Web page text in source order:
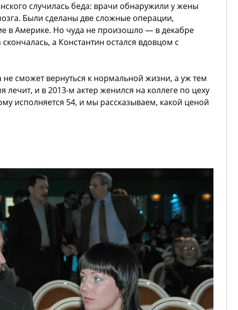
случилась беда: врачи обнаружили у жены
Были сделаны две сложные операции,
в Америке. Но чуда не произошло — в декабре
а Константин остался вдовцом с
не сможет вернуться к нормальной жизни, а уж тем
и в 2013-м актер женился на коллеге по цеху
исполняется 54, и мы рассказываем, какой ценой